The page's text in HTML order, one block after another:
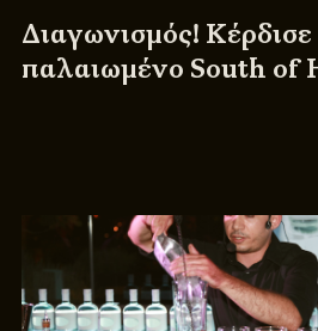
Διαγωνισμός!
παλαιωμένο South of